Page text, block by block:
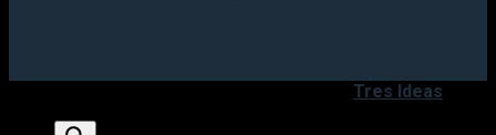
Tres Ideas